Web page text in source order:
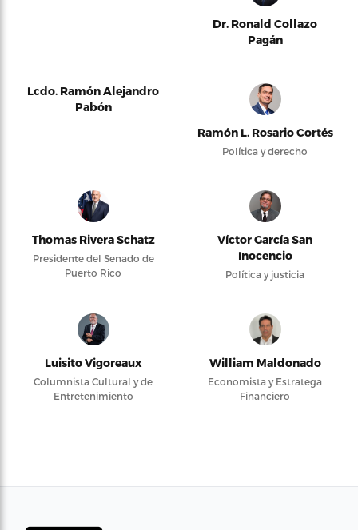
Dr. Ronald Collazo
Pagán
Lcdo. Ramón Alejandro
Pabón
Ramón L. Rosario Cortés
Política y derecho
Thomas Rivera Schatz
Presidente del Senado de
Puerto Rico
Víctor García San
Inocencio
Política y justicia
Luisito Vigoreaux
Columnista Cultural y de
Entretenimiento
William Maldonado
Economista y Estratega
Financiero